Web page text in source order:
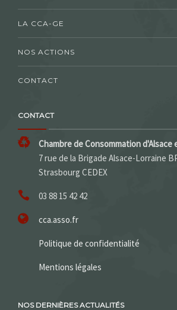
LA CCA-GE
NOS ACTIONS
CONTACT
CONTACT
Chambre de Consommation d'Alsace
7 rue de la Brigade Alsace-Lorraine
Strasbourg CEDEX
03 88 15 42 42
cca.asso.fr
Politique de confidentialité
Mentions légales
NOS DERNIÈRES ACTUALITÉS